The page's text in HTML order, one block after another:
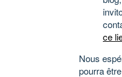
ce
Nous
pourra